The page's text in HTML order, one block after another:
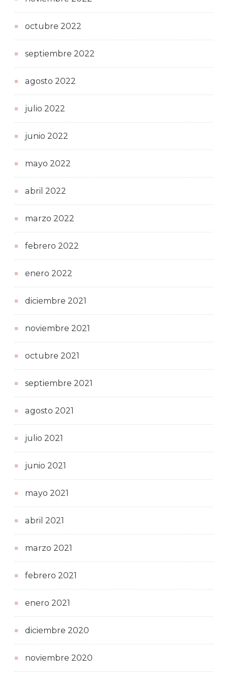
octubre 2022
septiembre 2022
agosto 2022
julio 2022
junio 2022
mayo 2022
abril 2022
marzo 2022
febrero 2022
enero 2022
diciembre 2021
noviembre 2021
octubre 2021
septiembre 2021
agosto 2021
julio 2021
junio 2021
mayo 2021
abril 2021
marzo 2021
febrero 2021
enero 2021
diciembre 2020
noviembre 2020